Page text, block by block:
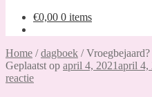
€0,00 0 items
Home /dagboek /Vroegbejaard?
Geplaatst op april 4, 2021april 4,
reactie